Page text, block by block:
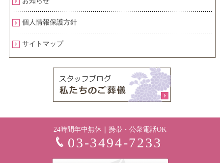
個人情報保護方針
サイトマップ
24時間年中無休｜携帯・公衆電話OK
03-3494-7233